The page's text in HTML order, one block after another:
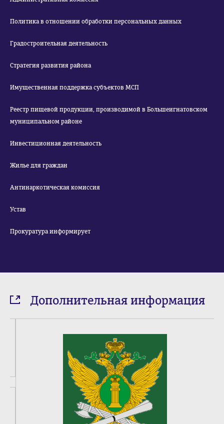
Политика в отношении обработки персональных данных
Градостроительная деятельность
Стратегия развития района
Имущественная поддержка субъектов МСП
Реестр пищевой продукции, производимой в Большеигнатовском
муниципальном районе
Инвестиционная деятельность
Жилье для граждан
Антинаркотическая комиссия
Устав
Прокуратура информирует
Дополнительная информация